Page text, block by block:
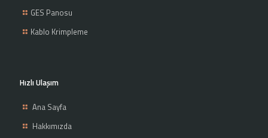
GES Panosu
Kablo Krimpleme
Hızlı Ulaşım
Ana Sayfa
Hakkımızda